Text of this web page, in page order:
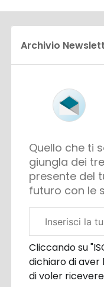
Archivio
Quello che ti
giungla dei
presente del
futuro con le
aziendale
Cliccando su
dichiaro di aver
di voler